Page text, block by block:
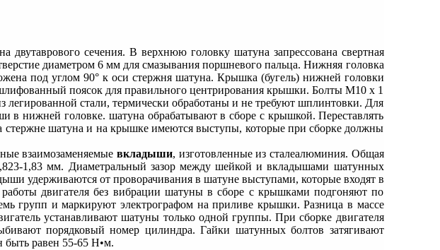
двутаврового сечения. В верхнюю головку шатуна запрессована свертная
диаметром 6 мм для смазывания поршневого пальца. Нижняя головка
под углом 90° к оси стержня шатуна. Крышка (бугель) нижней головки
поясок для правильного центрирования крышки. Болты М10 х 1
легированной стали, термически обработаны и не требуют шплинтовки. Для
в нижней головке. шатуна обрабатывают в сборе с крышкой. Переставлять
стержне шатуна и на крышке имеются выступы, которые при сборке должны
взаимозаменяемые вкладыши, изготовленные из сталеалюминия. Общая
1,83 мм. Диаметральный зазор между шейкой и вкладышами шатунных
удерживаются от проворачивания в шатуне выступами, которые входят в
двигателя без вибрации шатуны в сборе с крышками подгоняют по
групп и маркируют электрографом на приливе крышки. Разница в массе
устанавливают шатуны только одной группы. При сборке двигателя
порядковый номер цилиндра. Гайки шатунных болтов затягивают
быть равен 55-65 Н•м.